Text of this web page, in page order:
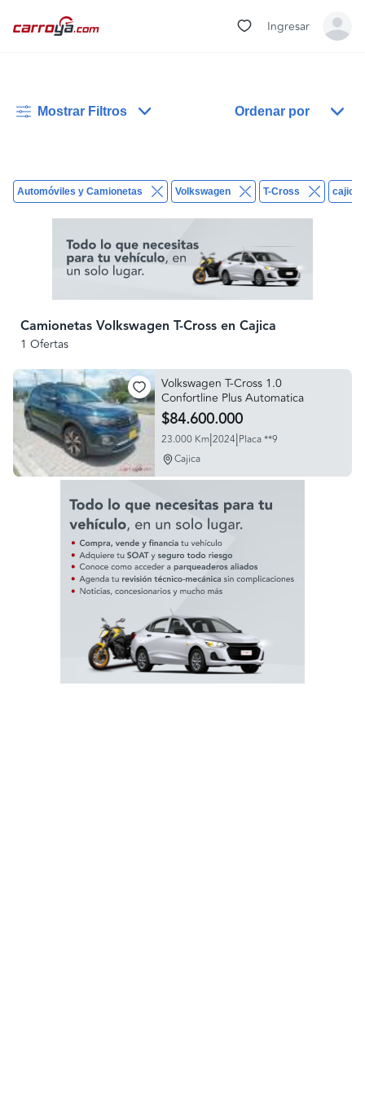
Ingresar
Mostrar Filtros Ordenar por
Automóviles y Camionetas Volkswagen T-Cross cajica
Camionetas Volkswagen T-Cross en Cajica
1 Ofertas
Volkswagen T-Cross 1.0
Confortline Plus Automatica
$84.600.000
23.000 Km|2024|Placa **9
Cajica